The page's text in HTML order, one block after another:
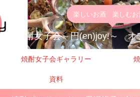
楽しいお酒 楽しむ
焼酎女子会～円(en)joy!～ オ
焼酎女子会ギャラリー
資料